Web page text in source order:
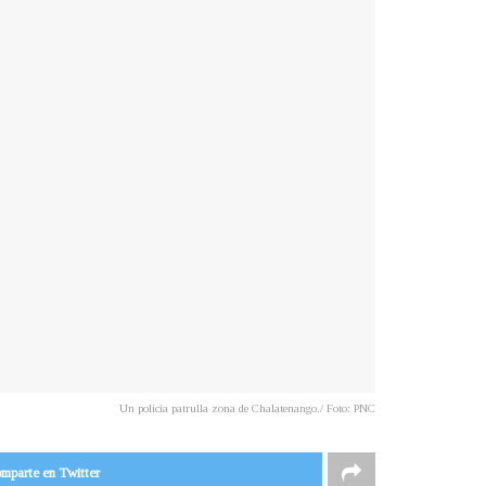
Un policía patrulla zona de Chalatenango./ Foto: PNC
en Twitter